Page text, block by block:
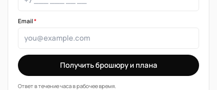
Email*
Получить брошюру и плана
Ответ в течение часа в рабочее время.